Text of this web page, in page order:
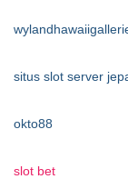
situs slot server
okto88
slot bet